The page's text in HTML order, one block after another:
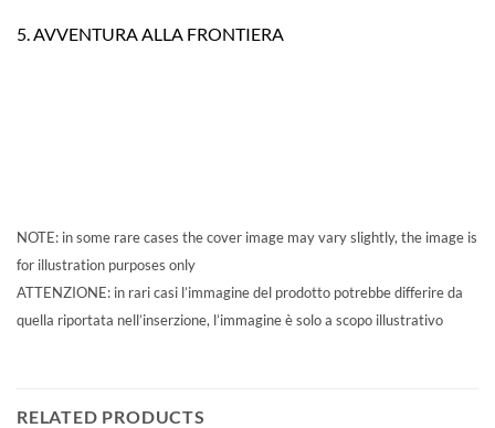
5. AVVENTURA ALLA FRONTIERA
NOTE: in some rare cases the cover image may vary slightly, the image is
for illustration purposes only
ATTENZIONE: in rari casi l’immagine del prodotto potrebbe differire da
quella riportata nell’inserzione, l’immagine è solo a scopo illustrativo
RELATED PRODUCTS